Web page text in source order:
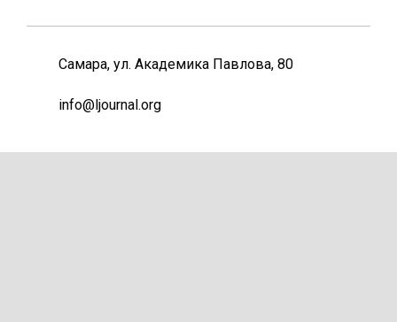
Самара, ул. Академика Павлова, 80
info@ljournal.org